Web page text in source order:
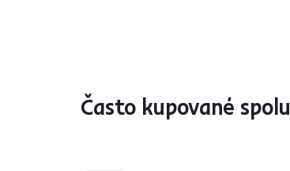
Často kupované spolu